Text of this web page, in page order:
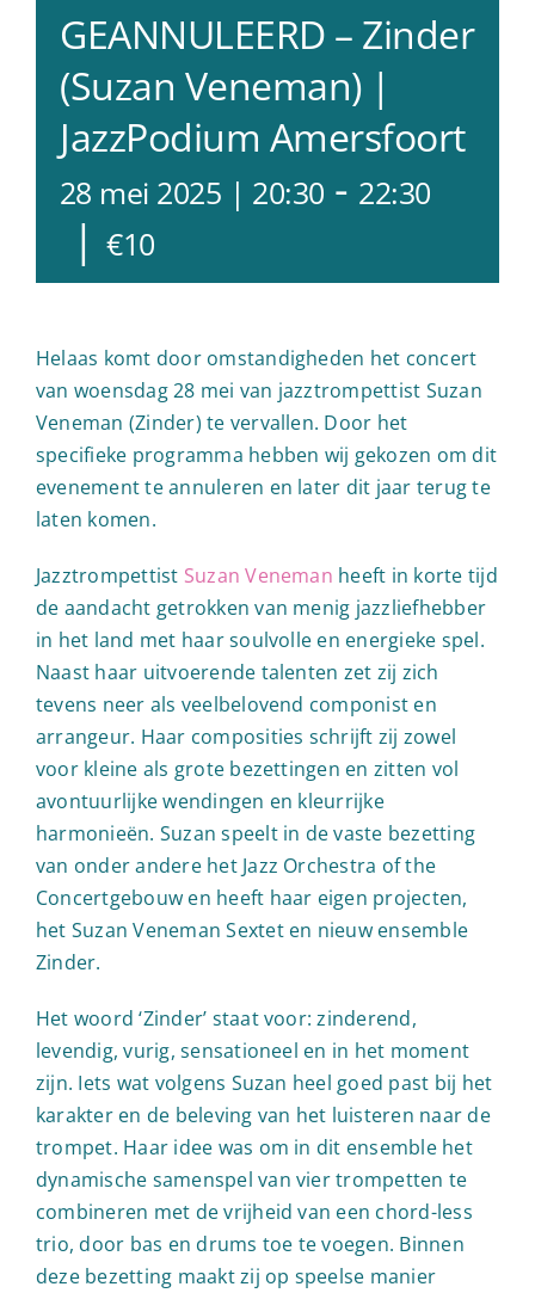
GEANNULEERD – Zinder
(Suzan Veneman) |
JazzPodium Amersfoort
28 mei 2025 | 20:30 - 22:30
| €10
Helaas komt door omstandigheden het concert
van woensdag 28 mei van jazztrompettist Suzan
Veneman (Zinder) te vervallen. Door het
specifieke programma hebben wij gekozen om dit
evenement te annuleren en later dit jaar terug te
laten komen.
Jazztrompettist Suzan Veneman heeft in korte tijd
de aandacht getrokken van menig jazzliefhebber
in het land met haar soulvolle en energieke spel.
Naast haar uitvoerende talenten zet zij zich
tevens neer als veelbelovend componist en
arrangeur. Haar composities schrijft zij zowel
voor kleine als grote bezettingen en zitten vol
avontuurlijke wendingen en kleurrijke
harmonieën. Suzan speelt in de vaste bezetting
van onder andere het Jazz Orchestra of the
Concertgebouw en heeft haar eigen projecten,
het Suzan Veneman Sextet en nieuw ensemble
Zinder.
Het woord ‘Zinder’ staat voor: zinderend,
levendig, vurig, sensationeel en in het moment
zijn. Iets wat volgens Suzan heel goed past bij het
karakter en de beleving van het luisteren naar de
trompet. Haar idee was om in dit ensemble het
dynamische samenspel van vier trompetten te
combineren met de vrijheid van een chord-less
trio, door bas en drums toe te voegen. Binnen
deze bezetting maakt zij op speelse manier